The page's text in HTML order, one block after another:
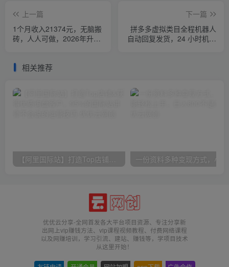
上一篇
1个月收入21374元，无脑搬
砖，人人可做，2026年升级
下一篇
拼多多虚拟类目全程机器人
自动回复发货，24 小时机器
相关推荐
【阿里国际站】打造Top店铺&获得优质询盘客户，​95%的国际站讲师不会说的运营技巧
优优云分享-全网首发各大平台项目资源、专注分享新
出网上vip赚钱方法、vip课程视频教程、付费网络课程
以及网赚培训，学习引流、建站、赚钱等，学项目技术
从这里开始！